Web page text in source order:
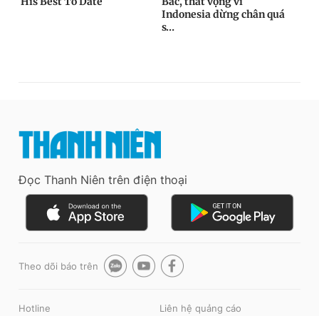
Đọc Thanh Niên trên điện thoại
Theo dõi báo trên
Hotline Liên hệ quảng cáo